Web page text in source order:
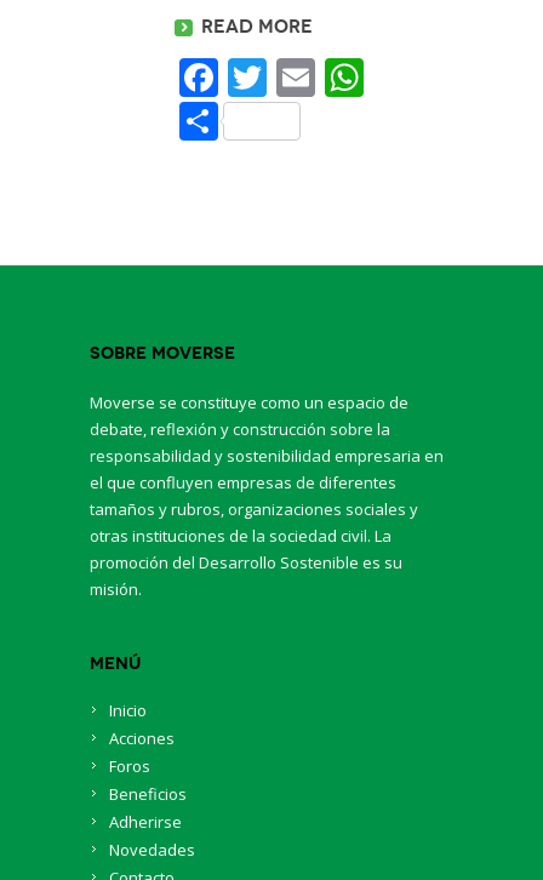
Read more
Facebook
Twitter
Email
Share
Sobre Moverse
Moverse se constituye como un espacio de
debate, reflexión y construcción sobre la
responsabilidad y sostenibilidad empresaria en
el que confluyen empresas de diferentes
tamaños y rubros, organizaciones sociales y
otras instituciones de la sociedad civil. La
promoción del Desarrollo Sostenible es su
misión.
Menú
Inicio
Acciones
Foros
Beneficios
Adherirse
Novedades